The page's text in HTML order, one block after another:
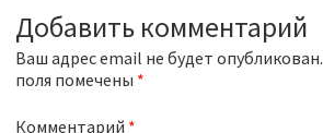
s
t
:
o
s
t
:
Добавить комментарий
Ваш адрес email не будет опубликован.
поля помечены *
Комментарий *